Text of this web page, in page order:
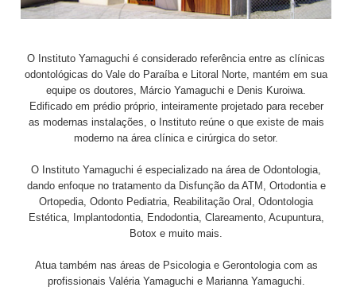
O Instituto Yamaguchi é considerado referência entre as clínicas
odontológicas do Vale do Paraíba e Litoral Norte, mantém em sua
equipe os doutores, Márcio Yamaguchi e Denis Kuroiwa.
Edificado em prédio próprio, inteiramente projetado para receber
as modernas instalações, o Instituto reúne o que existe de mais
moderno na área clínica e cirúrgica do setor.
O Instituto Yamaguchi é especializado na área de Odontologia,
dando enfoque no tratamento da Disfunção da ATM, Ortodontia e
Ortopedia, Odonto Pediatria, Reabilitação Oral, Odontologia
Estética, Implantodontia, Endodontia, Clareamento, Acupuntura,
Botox e muito mais.
Atua também nas áreas de Psicologia e Gerontologia com as
profissionais Valéria Yamaguchi e Marianna Yamaguchi.